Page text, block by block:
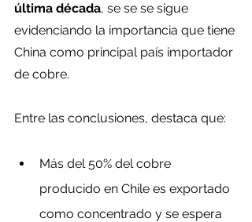
última década, se se se sigue
evidenciando la importancia que tiene
China como principal país importador
de cobre.
Entre las conclusiones, destaca que:
Más del 50% del cobre
producido en Chile es exportado
como concentrado y se espera